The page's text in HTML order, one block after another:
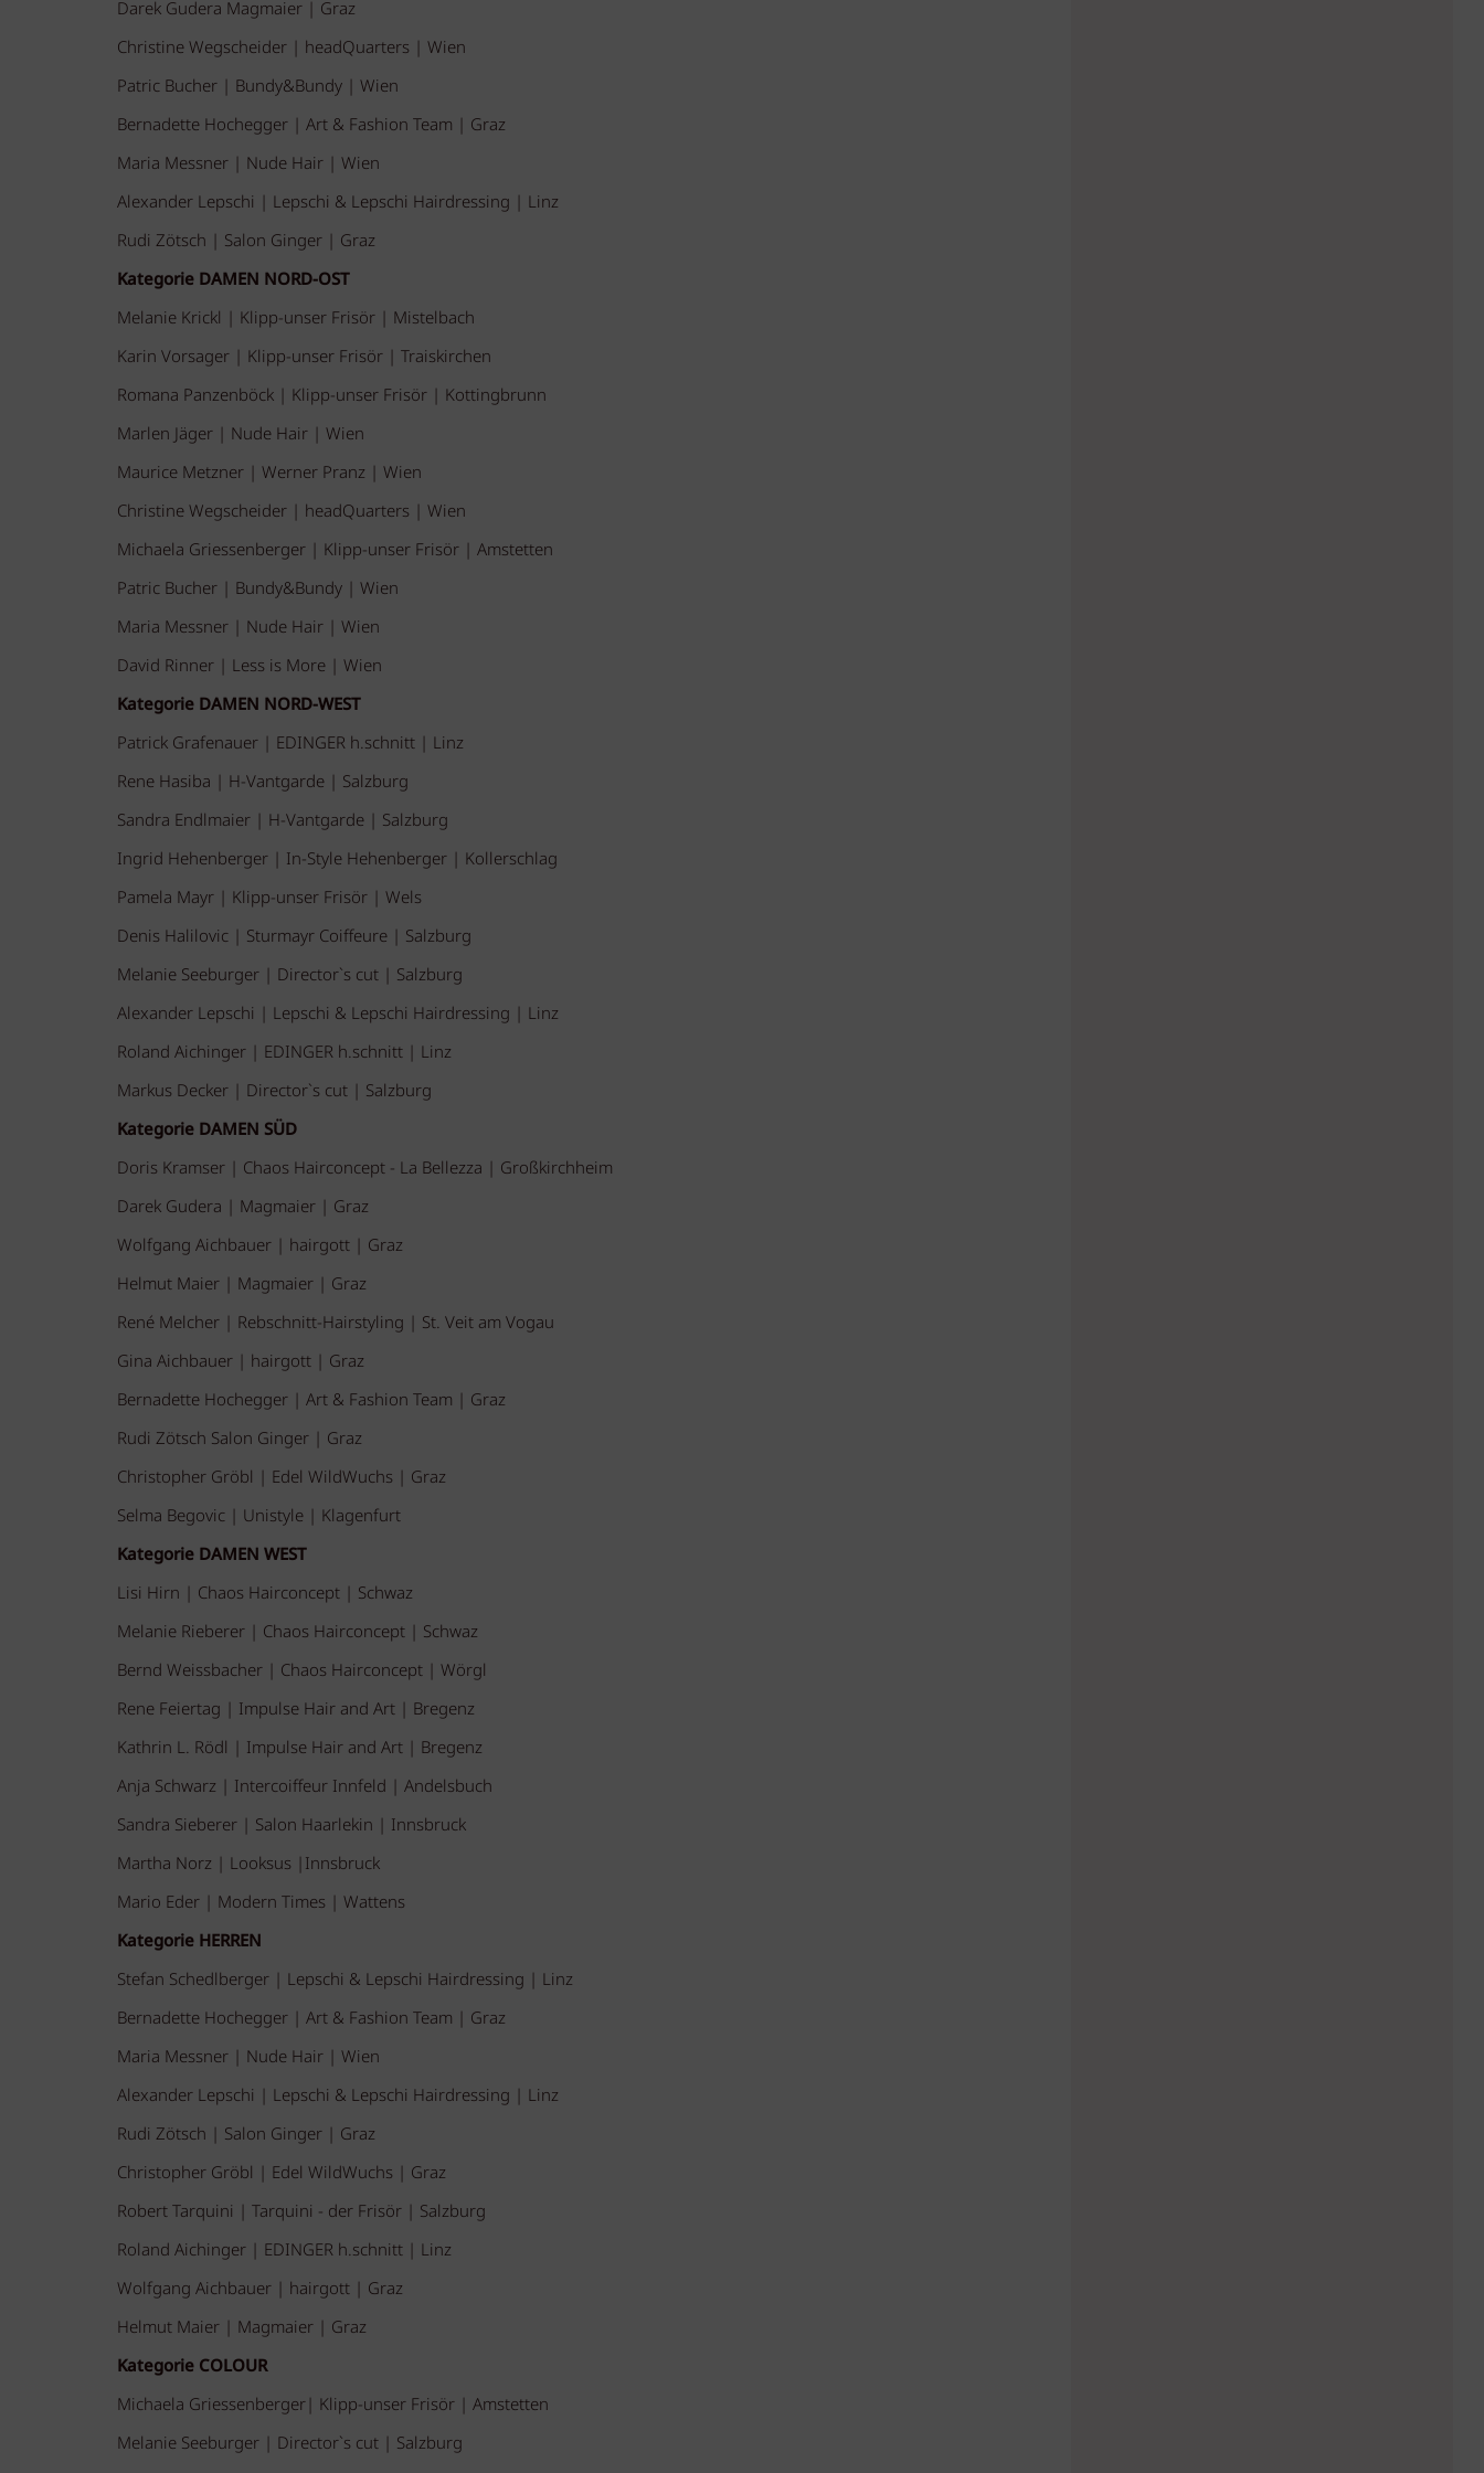
Darek Gudera Magmaier | Graz
Christine Wegscheider | headQuarters | Wien
Patric Bucher | Bundy&Bundy | Wien
Bernadette Hochegger | Art & Fashion Team | Graz
Maria Messner | Nude Hair | Wien
Alexander Lepschi | Lepschi & Lepschi Hairdressing | Linz
Rudi Zötsch | Salon Ginger | Graz
Kategorie DAMEN NORD-OST
Melanie Krickl | Klipp-unser Frisör | Mistelbach
Karin Vorsager | Klipp-unser Frisör | Traiskirchen
Romana Panzenböck | Klipp-unser Frisör | Kottingbrunn
Marlen Jäger | Nude Hair | Wien
Maurice Metzner | Werner Pranz | Wien
Christine Wegscheider | headQuarters | Wien
Michaela Griessenberger | Klipp-unser Frisör | Amstetten
Patric Bucher | Bundy&Bundy | Wien
Maria Messner | Nude Hair | Wien
David Rinner | Less is More | Wien
Kategorie DAMEN NORD-WEST
Patrick Grafenauer | EDINGER h.schnitt | Linz
Rene Hasiba | H-Vantgarde | Salzburg
Sandra Endlmaier | H-Vantgarde | Salzburg
Ingrid Hehenberger | In-Style Hehenberger | Kollerschlag
Pamela Mayr | Klipp-unser Frisör | Wels
Denis Halilovic | Sturmayr Coiffeure | Salzburg
Melanie Seeburger | Director`s cut | Salzburg
Alexander Lepschi | Lepschi & Lepschi Hairdressing | Linz
Roland Aichinger | EDINGER h.schnitt | Linz
Markus Decker | Director`s cut | Salzburg
Kategorie DAMEN SÜD
Doris Kramser | Chaos Hairconcept - La Bellezza | Großkirchheim
Darek Gudera | Magmaier | Graz
Wolfgang Aichbauer | hairgott | Graz
Helmut Maier | Magmaier | Graz
René Melcher | Rebschnitt-Hairstyling | St. Veit am Vogau
Gina Aichbauer | hairgott | Graz
Bernadette Hochegger | Art & Fashion Team | Graz
Rudi Zötsch Salon Ginger | Graz
Christopher Gröbl | Edel WildWuchs | Graz
Selma Begovic | Unistyle | Klagenfurt
Kategorie DAMEN WEST
Lisi Hirn | Chaos Hairconcept | Schwaz
Melanie Rieberer | Chaos Hairconcept | Schwaz
Bernd Weissbacher | Chaos Hairconcept | Wörgl
Rene Feiertag | Impulse Hair and Art | Bregenz
Kathrin L. Rödl | Impulse Hair and Art | Bregenz
Anja Schwarz | Intercoiffeur Innfeld | Andelsbuch
Sandra Sieberer | Salon Haarlekin | Innsbruck
Martha Norz | Looksus |Innsbruck
Mario Eder | Modern Times | Wattens
Kategorie HERREN
Stefan Schedlberger | Lepschi & Lepschi Hairdressing | Linz
Bernadette Hochegger | Art & Fashion Team | Graz
Maria Messner | Nude Hair | Wien
Alexander Lepschi | Lepschi & Lepschi Hairdressing | Linz
Rudi Zötsch | Salon Ginger | Graz
Christopher Gröbl | Edel WildWuchs | Graz
Robert Tarquini | Tarquini - der Frisör | Salzburg
Roland Aichinger | EDINGER h.schnitt | Linz
Wolfgang Aichbauer | hairgott | Graz
Helmut Maier | Magmaier | Graz
Kategorie COLOUR
Michaela Griessenberger| Klipp-unser Frisör | Amstetten
Melanie Seeburger | Director`s cut | Salzburg